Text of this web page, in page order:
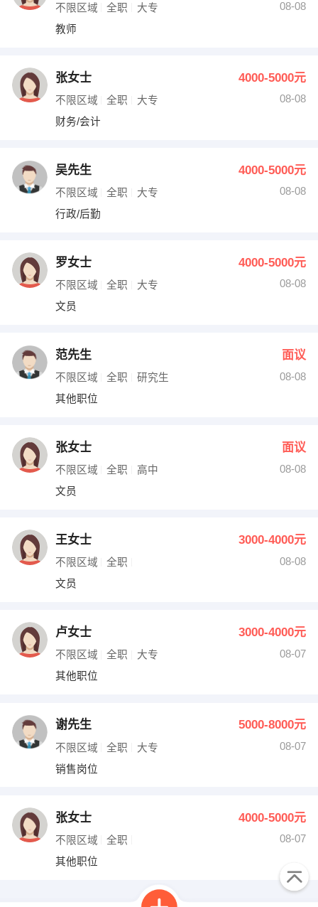
不限区域 全职 大专
08-08
教师
张女士 4000-5000元
不限区域 全职 大专
08-08
财务/会计
吴先生 4000-5000元
不限区域 全职 大专
08-08
行政/后勤
罗女士 4000-5000元
不限区域 全职 大专
08-08
文员
范先生 面议
不限区域 全职 研究生
08-08
其他职位
张女士 面议
不限区域 全职 高中
08-08
文员
王女士 3000-4000元
不限区域 全职
08-08
文员
卢女士 3000-4000元
不限区域 全职 大专
08-07
其他职位
谢先生 5000-8000元
不限区域 全职 大专
08-07
销售岗位
张女士 4000-5000元
不限区域 全职
08-07
其他职位